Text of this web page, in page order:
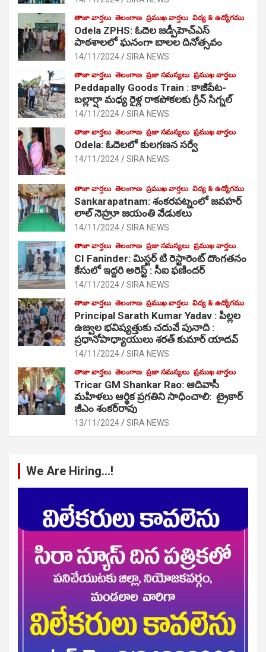
తాజా వార్తలు తెలంగాణ ప్రముఖ వార్తలు విద్య & ఉద్యోగము
Odela ZPHS: ఓదెల జ‌డ్పీహెచ్ఎస్
పాఠ‌శాల‌లో ఘనంగా బాలల దినోత్సవం
14/11/2024 SIRA NEWS
తాజా వార్తలు తెలంగాణ ప్రజా సమస్యలు ప్రముఖ వార్తలు
Peddapally Goods Train : కాజీపేట-
బల్లార్షా మధ్య రైళ్ల రాకపోకలకు గ్రీన్ సిగ్నల్
14/11/2024 SIRA NEWS
తాజా వార్తలు తెలంగాణ ప్రజా సమస్యలు ప్రముఖ వార్తలు
Odela: ఓదెలలో కులగణన సర్వే
14/11/2024 SIRA NEWS
తాజా వార్తలు తెలంగాణ ప్రముఖ వార్తలు విద్య & ఉద్యోగము
Sankarapatnam: శంకరపట్నంలో జవహర్
లాల్ నెహ్రూ జయంతి వేడుకలు
14/11/2024 SIRA NEWS
తాజా వార్తలు తెలంగాణ ప్రజా సమస్యలు ప్రముఖ వార్తలు
CI Faninder: మిస్టర్ టి రెస్టారెంట్ దొంగతనం
కేసులో ఇద్దరి అరెస్ట్ : సీఐ ఫణిందర్
14/11/2024 SIRA NEWS
తాజా వార్తలు తెలంగాణ ప్రముఖ వార్తలు విద్య & ఉద్యోగము
Principal Sarath Kumar Yadav : పిల్లల
ఉజ్వల భవిష్యత్తుకు చదువే పునాది :
ప్రధానోపాధ్యాయులు శరత్ కుమార్ యాదవ్
14/11/2024 SIRA NEWS
తాజా వార్తలు తెలంగాణ ప్రజా సమస్యలు ప్రముఖ వార్తలు
Tricar GM Shankar Rao: ఆదివాసీ
మహిళలు ఆర్థిక ప్రగతిని సాధించాలి: ట్రైకార్
జీఎం శంకర్‌రావు
13/11/2024 SIRA NEWS
We Are Hiring…!